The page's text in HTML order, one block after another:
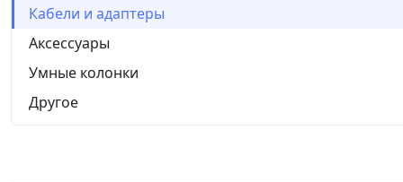
Кабели и адаптеры
Аксессуары
Умные колонки
Другое